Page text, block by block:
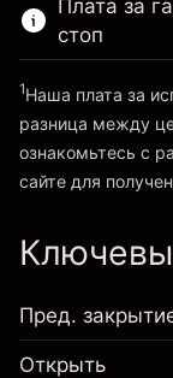
Средства
Перейти
Плата за
стоп
1Наша плата за
разница между
ознакомьтесь с
сайте для
Пред.
Открыть